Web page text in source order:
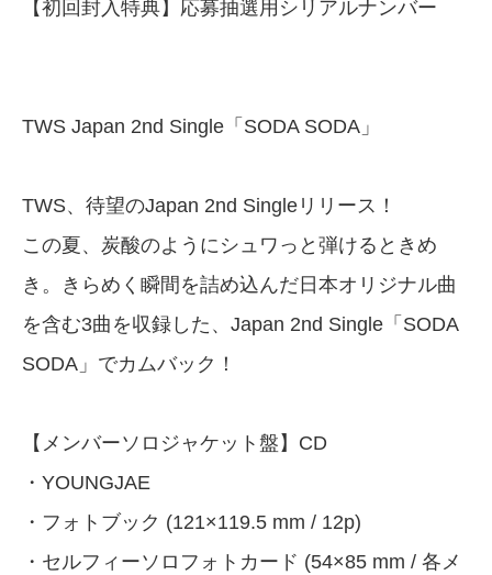
【初回封入特典】応募抽選用シリアルナンバー
TWS Japan 2nd Single「SODA SODA」
TWS、待望のJapan 2nd Singleリリース！
この夏、炭酸のようにシュワっと弾けるときめ
き。きらめく瞬間を詰め込んだ日本オリジナル曲
を含む3曲を収録した、Japan 2nd Single「SODA
SODA」でカムバック！
【メンバーソロジャケット盤】CD
・YOUNGJAE
・フォトブック (121×119.5 mm / 12p)
・セルフィーソロフォトカード (54×85 mm / 各メ